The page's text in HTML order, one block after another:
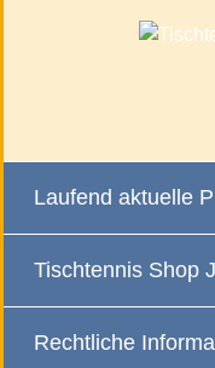
Laufend aktuelle
Tischtennis Shop
Rechtliche